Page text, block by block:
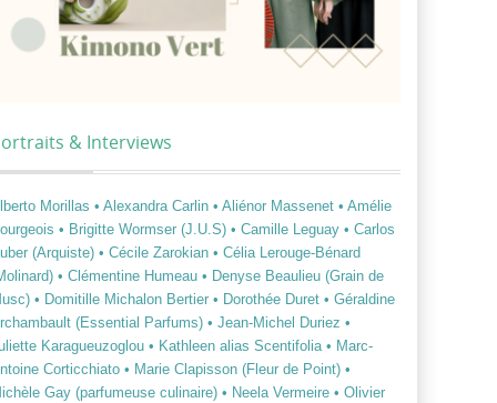
& Interviews
Morillas • Alexandra Carlin • Aliénor Massenet • Amélie
• Brigitte Wormser (J.U.S) • Camille Leguay • Carlos
(Arquiste) • Cécile Zarokian • Célia Lerouge-Bénard
• Clémentine Humeau • Denyse Beaulieu (Grain de
• Domitille Michalon Bertier • Dorothée Duret • Géraldine
(Essential Parfums) • Jean-Michel Duriez •
Karagueuzoglou • Kathleen alias Scentifolia • Marc-
Corticchiato • Marie Clapisson (Fleur de Point) •
Gay (parfumeuse culinaire) • Neela Vermeire • Olivier